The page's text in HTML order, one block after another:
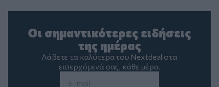
Οι σημαντικότερες ειδήσεις
της ημέρας
Λάβετε τα καλύτερα του Nextdeal στα
εισερχόμενά σας, κάθε μέρα.